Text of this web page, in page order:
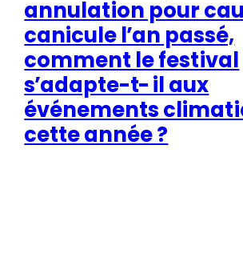
annulation pour
canicule l’an passé,
comment le festival
s’adapte-t-il aux
événements
cette année ?